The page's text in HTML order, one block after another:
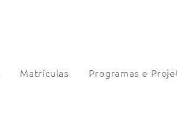
Matrículas Programas e